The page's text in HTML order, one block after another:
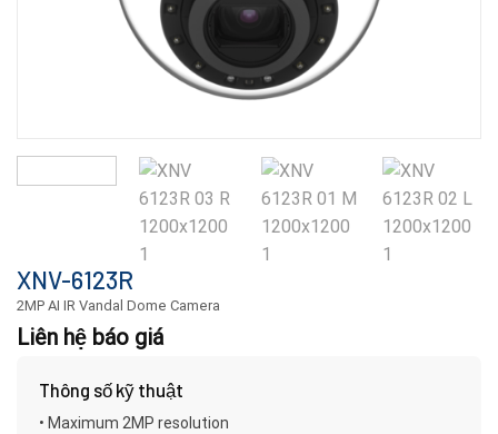
XNV-6123R
2MP AI IR Vandal Dome Camera
Liên hệ báo giá
Thông số kỹ thuật
• Maximum 2MP resolution